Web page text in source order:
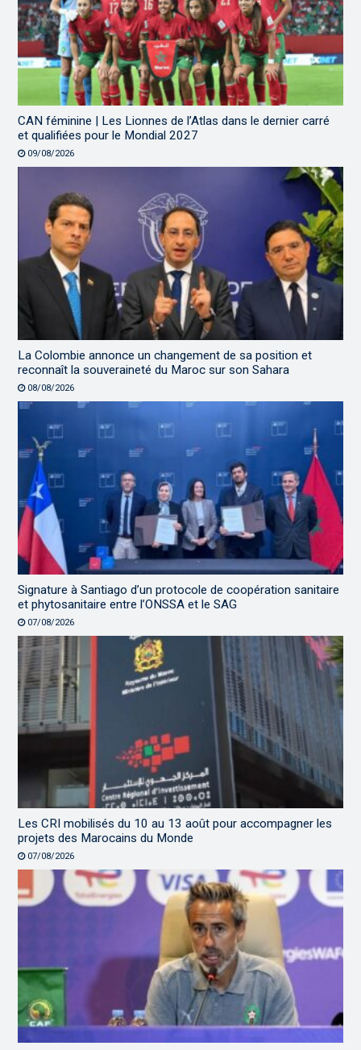
CAN féminine | Les Lionnes de l’Atlas dans le dernier carré
et qualifiées pour le Mondial 2027
09/08/2026
La Colombie annonce un changement de sa position et
reconnaît la souveraineté du Maroc sur son Sahara
08/08/2026
Signature à Santiago d’un protocole de coopération sanitaire
et phytosanitaire entre l’ONSSA et le SAG
07/08/2026
Les CRI mobilisés du 10 au 13 août pour accompagner les
projets des Marocains du Monde
07/08/2026